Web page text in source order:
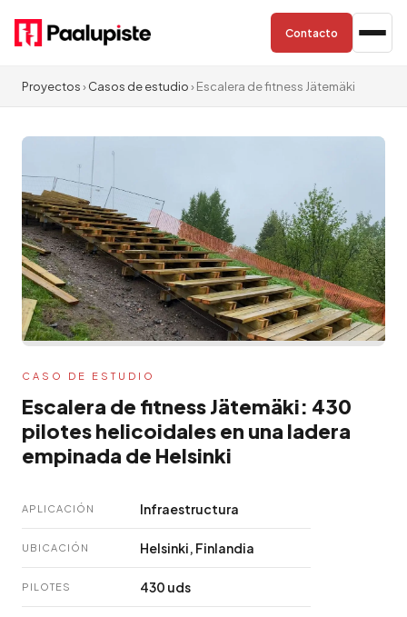
Contacto
Proyectos›Casos de estudio› Escalera de fitness Jätemäki
CASO DE ESTUDIO
Escalera de fitness Jätemäki: 430
pilotes helicoidales en una ladera
empinada de Helsinki
APLICACIÓN Infraestructura
UBICACIÓN Helsinki, Finlandia
PILOTES 430 uds